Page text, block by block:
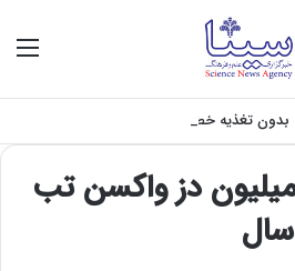
تغذیه خطرناک می‌شود
دز واکسن تب
سال